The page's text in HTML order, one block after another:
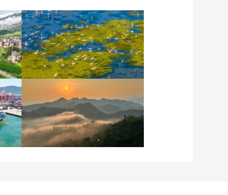
江苏泗洪：洪泽湖湿地白
鹭嬉戏